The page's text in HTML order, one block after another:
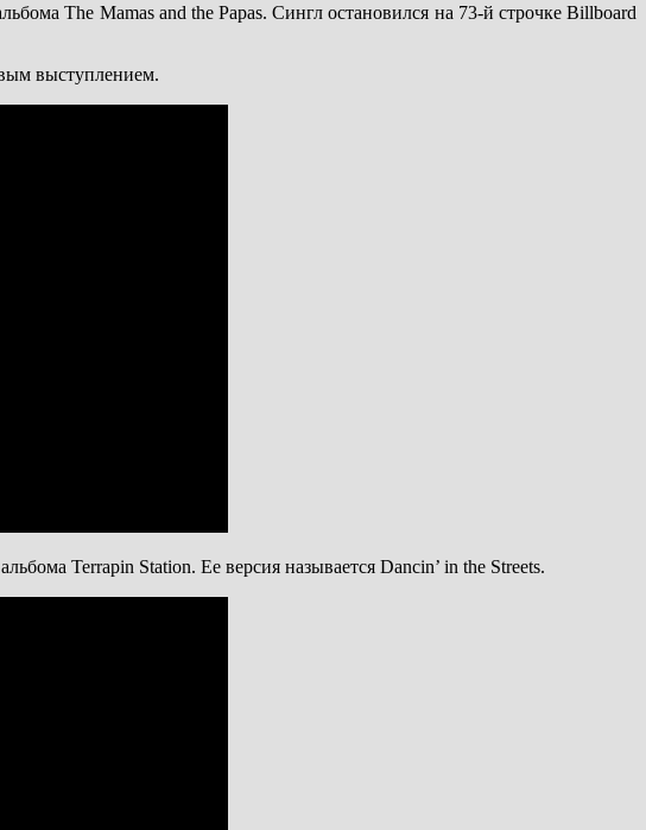
The Mamas and the Papas. Сингл остановился на 73-й строчке Billboard
выступлением.
Terrapin Station. Ее версия называется Dancin’ in the Streets.